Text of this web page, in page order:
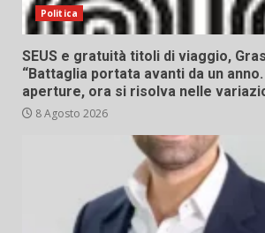
Politica
SEUS e gratuità titoli di viaggio,
“Battaglia portata avanti da un
aperture, ora si risolva nelle
8 Agosto 2026